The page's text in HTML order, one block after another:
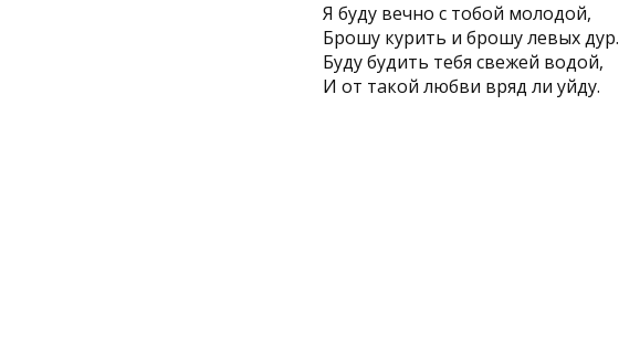
Я буду вечно с тобой молодой,
Брошу курить и брошу левых дур.
Буду будить тебя свежей водой,
И от такой любви вряд ли уйду.